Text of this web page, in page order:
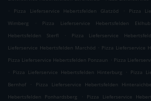
.
Pizza Lieferservice Hebertsfelden Glatzöd .
Pizza
Wimberg
. Pizza Lieferservice Hebertsfelden Eklhub
Hebertsfelden Sterfl
. Pizza Lieferservice
Lieferservice Hebertsfelden Marchöd . Pizza Lieferservice
Pizza Lieferservice Hebertsfelden Ponzaun . Pizza
. Pizza Lieferservice Hebertsfelden Hinterburg . Pizza
Bernhof
. Pizza Lieferservice Hebertsfelden
Hebertsfelden Ponhardsberg
. Pizza Lieferservice